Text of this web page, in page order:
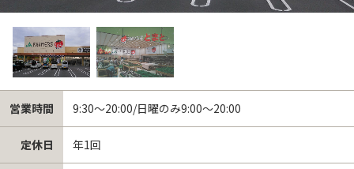
営業時間 9:30～20:00/日曜のみ9:00～20:00
定休日 年1回